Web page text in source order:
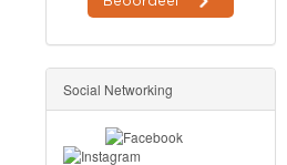
Social Networking